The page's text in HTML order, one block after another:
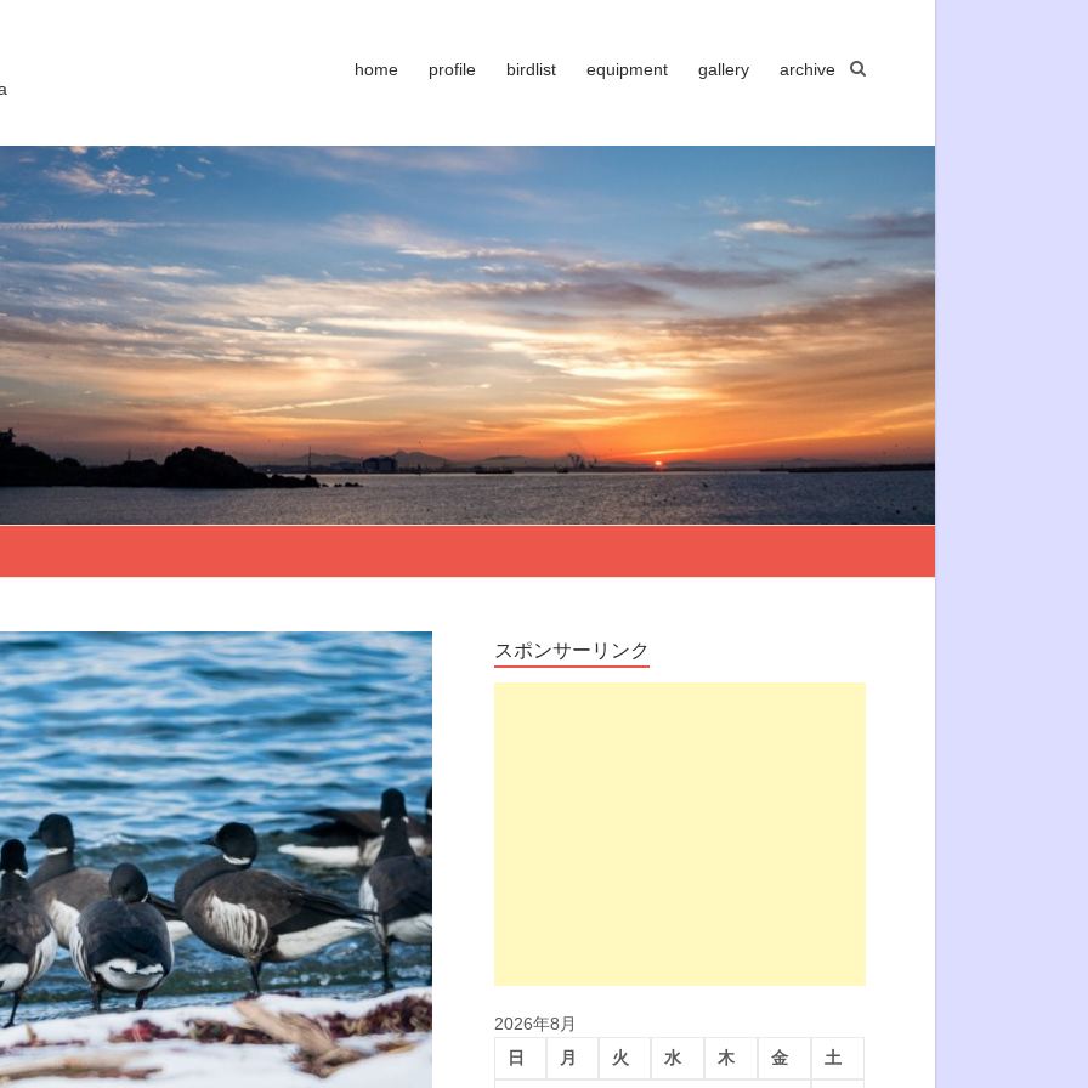
home profile birdlist equipment gallery archive
スポンサーリンク
2026年8月
日
月 火 水 木 金 土